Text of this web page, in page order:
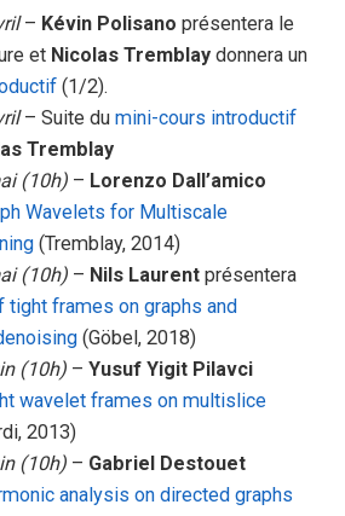
– Kévin Polisano présentera le
et Nicolas Tremblay donnera un
(1/2).
– Suite du mini-cours introductif
Tremblay
(10h) – Lorenzo Dall’amico
Wavelets for Multiscale
(Tremblay, 2014)
(10h) – Nils Laurent présentera
tight frames on graphs and
(Göbel, 2018)
(10h) – Yusuf Yigit Pilavci
wavelet frames on multislice
2013)
(10h) – Gabriel Destouet
analysis on directed graphs